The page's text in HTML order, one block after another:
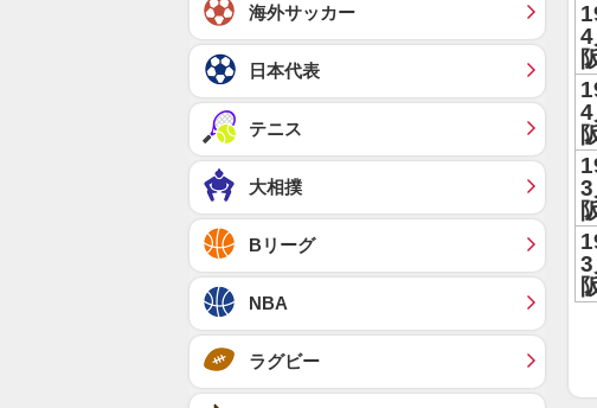
4
4
3
3
海外サッカー
日本代表
テニス
大相撲
Bリーグ
NBA
ラグビー